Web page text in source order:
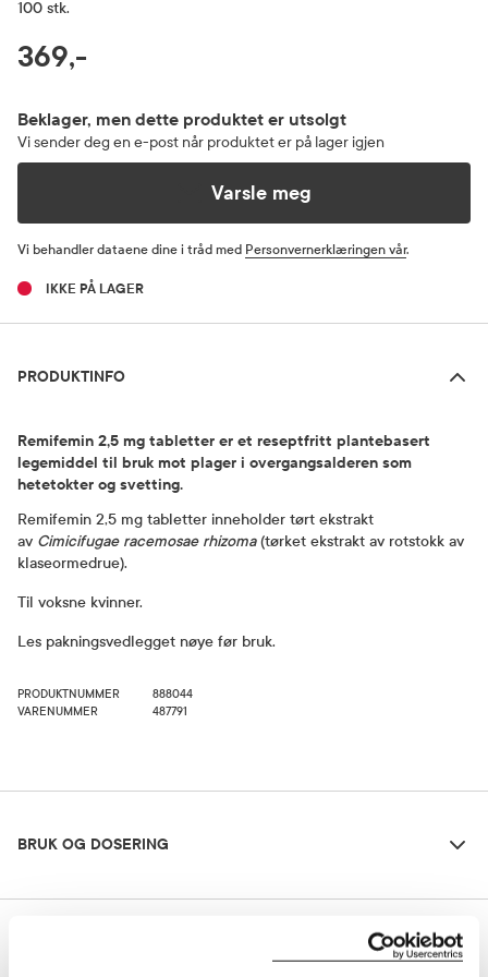
100 stk.
RABATTPROSENT
369,-
Beklager, men dette produktet er utsolgt
Vi sender deg en e-post når produktet er på lager igjen
Varsle meg
Vi behandler dataene dine i tråd med Personvernerklæringen vår.
IKKE PÅ LAGER
PRODUKTINFO
Remifemin 2,5 mg tabletter er et reseptfritt plantebasert
legemiddel til bruk mot plager i overgangsalderen som
hetetokter og svetting.
Remifemin 2,5 mg tabletter inneholder tørt ekstrakt
av Cimicifugae racemosae rhizoma(tørket ekstrakt av rotstokk av
klaseormedrue).
Til voksne kvinner.
Les pakningsvedlegget nøye før bruk.
PRODUKTNUMMER
888044
VARENUMMER
487791
BRUK OG DOSERING
1 tablett 2 ganger daglig (morgen og kveld). De første effektene